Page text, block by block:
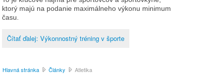
ktorý majú na podanie maximálneho výkonu minimum
času.
Čítať ďalej: Výkonnostný tréning v športe
Hlavná stránka Články Atletika